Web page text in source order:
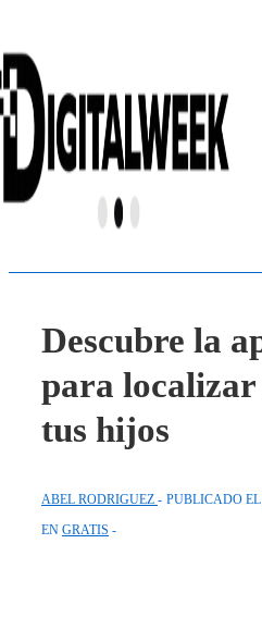
Saltar
al
contenido
principal
Descubre la
para localizar
tus hijos
ABEL RODRIGUEZ PUBLICADO EL
EN GRATIS